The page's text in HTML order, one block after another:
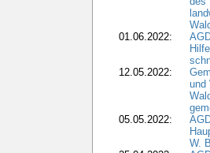
01.06.2022:
12.05.2022:
und
05.05.2022:
W.